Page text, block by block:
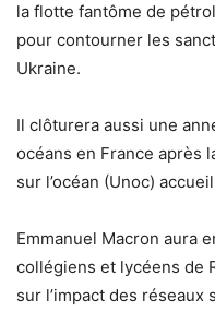
la flotte fantôme de
pour contourner les
Ukraine.
Il clôturera aussi une
océans en France après
sur l’océan (Unoc)
Emmanuel Macron aura
collégiens et lycéens de
sur l’impact des réseaux